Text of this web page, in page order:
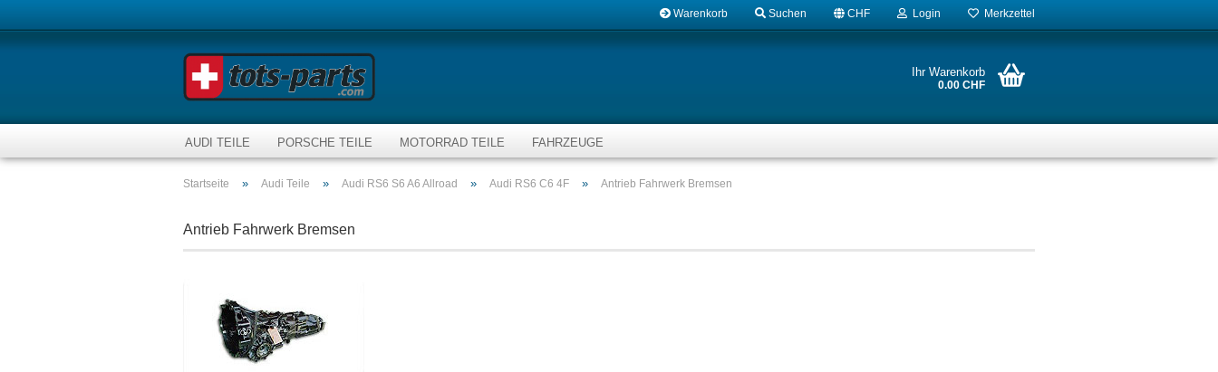
Warenkorb Suchen CHF Login Merkzettel
Ihr Warenkorb
0.00 CHF
AUDI TEILE PORSCHE TEILE MOTORRAD TEILE FAHRZEUGE
Startseite » Audi Teile » Audi RS6 S6 A6 Allroad » Audi RS6 C6 4F » Antrieb Fahrwerk Bremsen
Antrieb Fahrwerk Bremsen